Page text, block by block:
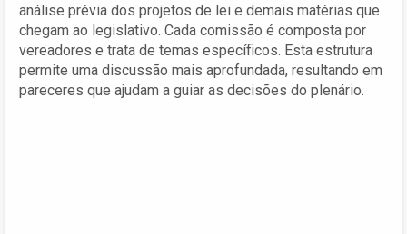
análise prévia dos projetos de lei e demais matérias que
chegam ao legislativo. Cada comissão é composta por
vereadores e trata de temas específicos. Esta estrutura
permite uma discussão mais aprofundada, resultando em
pareceres que ajudam a guiar as decisões do plenário.